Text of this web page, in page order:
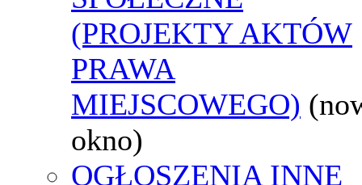
(PROJEKTY AKTÓW
PRAWA
MIEJSCOWEGO)
okno)
OGŁOSZENIA INNE